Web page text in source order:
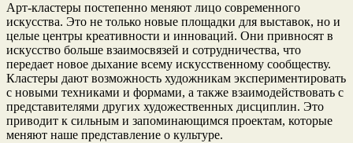
Арт-кластеры постепенно меняют лицо современного
искусства. Это не только новые площадки для выставок, но и
целые центры креативности и инноваций. Они привносят в
искусство больше взаимосвязей и сотрудничества, что
передает новое дыхание всему искусственному сообществу.
Кластеры дают возможность художникам экспериментировать
с новыми техниками и формами, а также взаимодействовать с
представителями других художественных дисциплин. Это
приводит к сильным и запоминающимся проектам, которые
меняют наше представление о культуре.